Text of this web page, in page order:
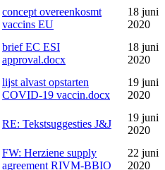
concept overeenkosmt
vaccins EU
18 juni
2020
brief EC ESI
approval.docx
18 juni
2020
lijst alvast opstarten
COVID-19 vaccin.docx
19 juni
2020
RE: Tekstsuggesties J&J
19 juni
2020
FW: Herziene supply
agreement RIVM-BBIO
22 juni
2020